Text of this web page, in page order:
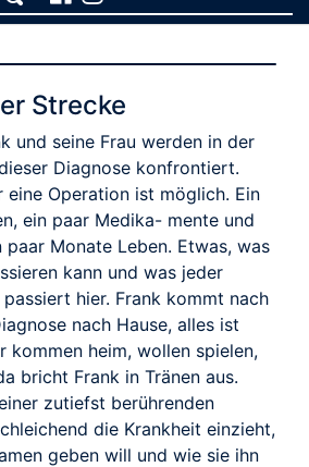
Strecke
und seine Frau werden in der
Diagnose konfrontiert.
eine Operation ist möglich. Ein
ein paar Medika- mente und
Monate Leben. Etwas, was
kann und was jeder
hier. Frank kommt nach
nach Hause, alles ist
kommen heim, wollen spielen,
bricht Frank in Tränen aus.
zutiefst berührenden
die Krankheit einzieht,
geben will und wie sie ihn